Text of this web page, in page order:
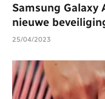
Samsung Galaxy
nieuwe
25/04/2023